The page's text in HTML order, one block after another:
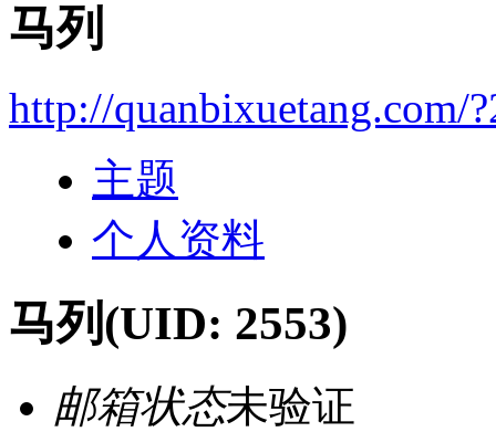
马列
http://quanbixuetang.com/
主题
个人资料
马列 (UID: 2553)
邮箱状态未验证